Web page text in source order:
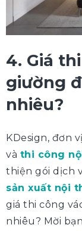
4. Giá
giường
nhiêu?
KDesign, đơn
và thi công
thiện gói dịch
sản xuất nội
giá thi công
nhiêu? Mời